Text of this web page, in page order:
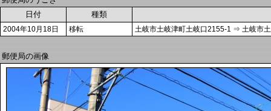
日付
種類
2004年10月18日 移転 土岐市土岐津町土岐口2155-1 ⇒ 土岐市
郵便局の画像